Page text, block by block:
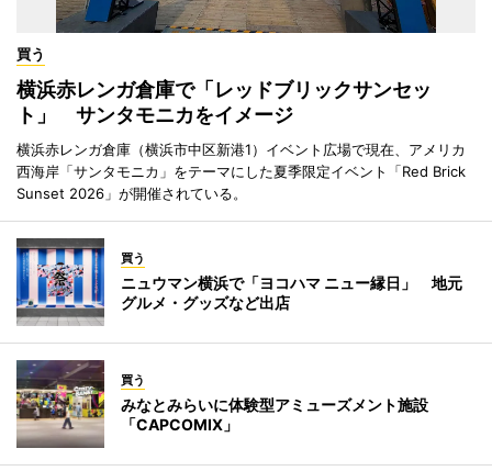
買う
横浜赤レンガ倉庫で「レッドブリックサンセッ
ト」 サンタモニカをイメージ
横浜赤レンガ倉庫（横浜市中区新港1）イベント広場で現在、アメリカ
西海岸「サンタモニカ」をテーマにした夏季限定イベント「Red Brick
Sunset 2026」が開催されている。
買う
ニュウマン横浜で「ヨコハマ ニュー縁日」 地元
グルメ・グッズなど出店
買う
みなとみらいに体験型アミューズメント施設
「CAPCOMIX」